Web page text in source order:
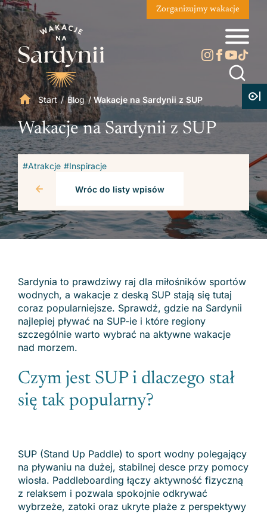
Zorganizujmy wakacje
Start/Blog /Wakacje na Sardynii z SUP
Wakacje na Sardynii z SUP
#Atrakcje #Inspiracje
Wróc do listy wpisów
Sardynia to prawdziwy raj dla miłośników sportów
wodnych, a wakacje z deską SUP stają się tutaj
coraz popularniejsze. Sprawdź, gdzie na Sardynii
najlepiej pływać na SUP-ie i które regiony
szczególnie warto wybrać na aktywne wakacje
nad morzem.
Czym jest SUP i dlaczego stał
się tak popularny?
SUP (Stand Up Paddle) to sport wodny polegający
na pływaniu na dużej, stabilnej desce przy pomocy
wiosła. Paddleboarding łączy aktywność fizyczną
z relaksem i pozwala spokojnie odkrywać
wybrzeże, zatoki oraz ukryte plaże z perspektywy